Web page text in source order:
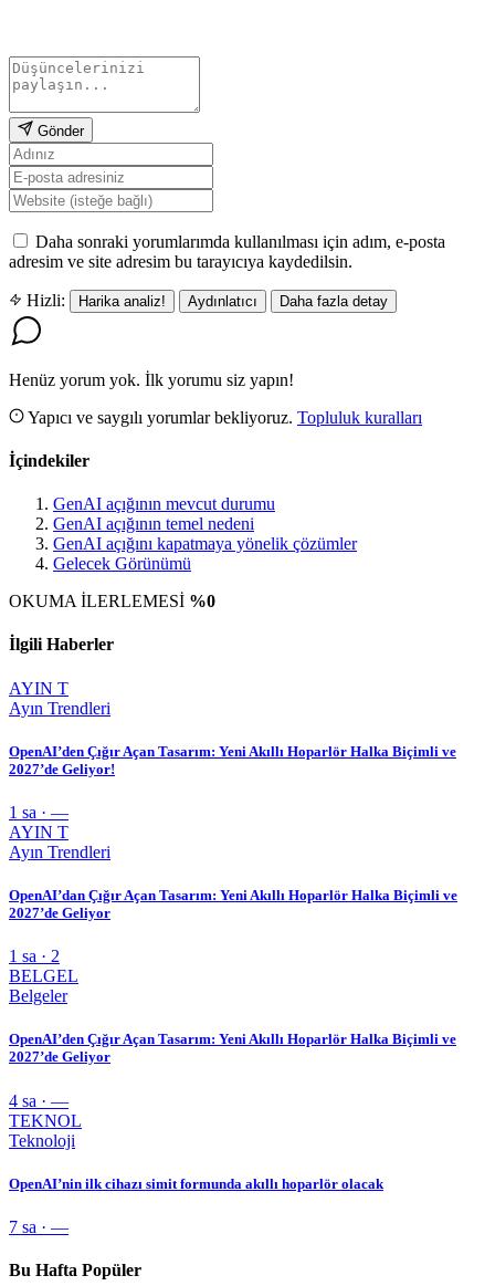
Gönder
Daha sonraki yorumlarımda kullanılması için adım, e-posta
adresim ve site adresim bu tarayıcıya kaydedilsin.
Hizli: Harika analiz! Aydınlatıcı Daha fazla detay
Henüz yorum yok. İlk yorumu siz yapın!
Yapıcı ve saygılı yorumlar bekliyoruz. Topluluk kuralları
İçindekiler
GenAI açığının mevcut durumu
GenAI açığının temel nedeni
GenAI açığını kapatmaya yönelik çözümler
Gelecek Görünümü
OKUMA İLERLEMESİ %0
İlgili Haberler
AYIN T
Ayın Trendleri
OpenAI’den Çığır Açan Tasarım: Yeni Akıllı Hoparlör Halka Biçimli ve
2027’de Geliyor!
1 sa · —
AYIN T
Ayın Trendleri
OpenAI’dan Çığır Açan Tasarım: Yeni Akıllı Hoparlör Halka Biçimli ve
2027’de Geliyor
1 sa · 2
BELGEL
Belgeler
OpenAI’den Çığır Açan Tasarım: Yeni Akıllı Hoparlör Halka Biçimli ve
2027’de Geliyor
4 sa · —
TEKNOL
Teknoloji
OpenAI’nin ilk cihazı simit formunda akıllı hoparlör olacak
7 sa · —
Bu Hafta Popüler